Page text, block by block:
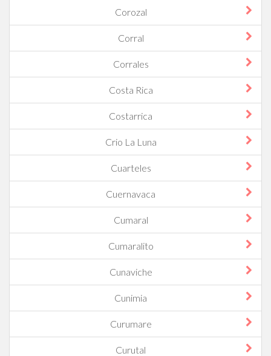
Corozal
Corral
Corrales
Costa Rica
Costarrica
Crio La Luna
Cuarteles
Cuernavaca
Cumaral
Cumaralito
Cunaviche
Cunimia
Curumare
Curutal